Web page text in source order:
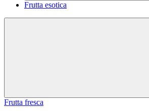
Frutta esotica
Frutta fresca